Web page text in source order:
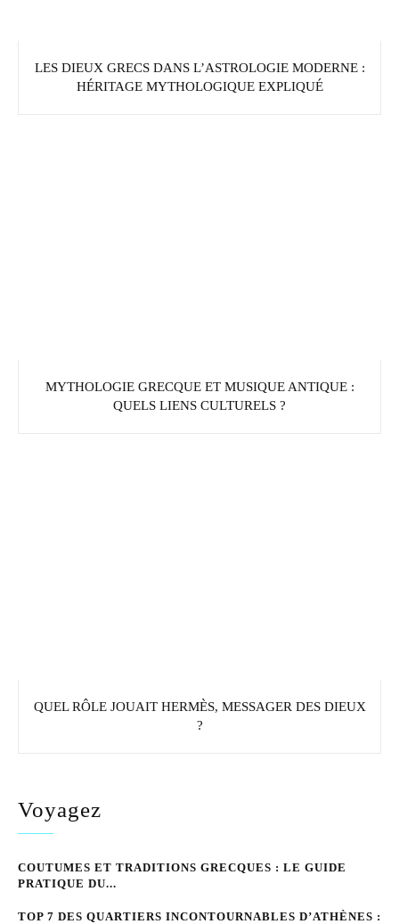
LES DIEUX GRECS DANS L’ASTROLOGIE MODERNE :
HÉRITAGE MYTHOLOGIQUE EXPLIQUÉ
MYTHOLOGIE GRECQUE ET MUSIQUE ANTIQUE :
QUELS LIENS CULTURELS ?
QUEL RÔLE JOUAIT HERMÈS, MESSAGER DES DIEUX
?
Voyagez
COUTUMES ET TRADITIONS GRECQUES : LE GUIDE
PRATIQUE DU...
TOP 7 DES QUARTIERS INCONTOURNABLES D’ATHÈNES :